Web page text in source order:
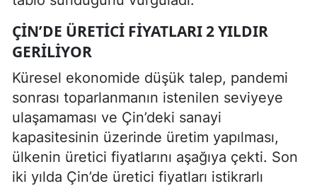
ÇIN’DE ÜRETICI FIYATLARI 2 YILDIR
GERILIYOR
Küresel ekonomide düşük talep, pandemi
sonrası toparlanmanın istenilen seviyeye
ulaşamaması ve Çin’deki sanayi
kapasitesinin üzerinde üretim yapılması,
ülkenin üretici fiyatlarını aşağıya çekti. Son
iki yılda Çin’de üretici fiyatları istikrarlı